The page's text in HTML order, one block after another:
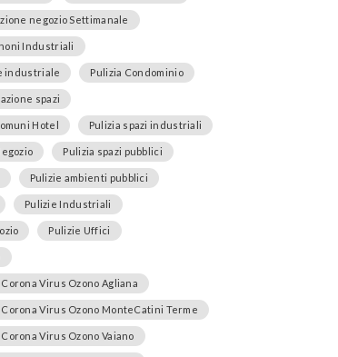
negozio Settimanale
Industriali
industriale Pulizia Condominio
spazi
Hotel Pulizia spazi industriali
Pulizia spazi pubblici
Pulizie ambienti pubblici
Pulizie Industriali
Pulizie Uffici
Virus Ozono Agliana
Virus Ozono MonteCatini Terme
Virus Ozono Vaiano